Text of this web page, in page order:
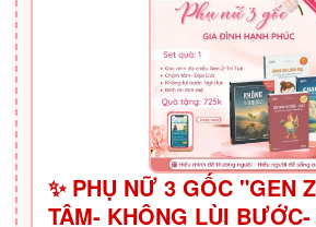
✨ PHỤ NỮ 3 GỐC "GEN
TÂM- KHÔNG LÙI